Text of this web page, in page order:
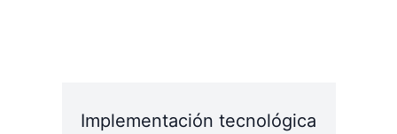
Implementación tecnológica